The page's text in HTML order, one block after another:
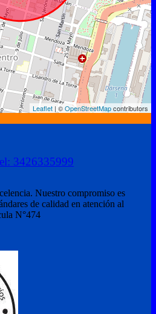
Leaflet | ©OpenStreetMapcontributors
3426335999
Nuestro compromiso es
de calidad en atención al
N°474